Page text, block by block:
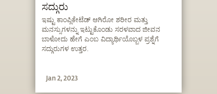
ಸದ್ಗುರು
ಇಷ್ಟು ಕಾಂಪ್ಲಿಕೇಟೆಡ್ ಆಗಿರೋ ಶರೀರ ಮತ್ತು
ಮನಸ್ಸುಗಳನ್ನು ಇಟ್ಟುಕೊಂಡು ಸರಳವಾದ ಜೀವನ
ಬಾಳೋದು ಹೇಗೆ ಎಂಬ ವಿದ್ಯಾರ್ಥಿಯೊಬ್ಬಳ ಪ್ರಶ್ನೆಗೆ
ಸದ್ಗುರುಗಳ ಉತ್ತರ.
Jan 2, 2023